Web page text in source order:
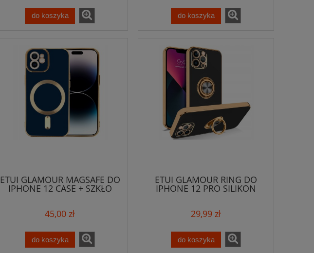
do koszyka do koszyka
ETUI GLAMOUR MAGSAFE DO
IPHONE 12 CASE + SZKŁO
45,00 zł
do koszyka
ETUI GLAMOUR RING DO
IPHONE 12 PRO SILIKON
29,99 zł
do koszyka